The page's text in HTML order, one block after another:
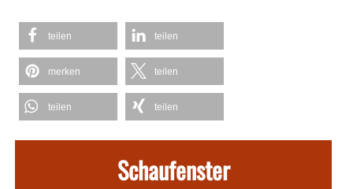
teilen teilen
merken teilen
teilen teilen
Schaufenster